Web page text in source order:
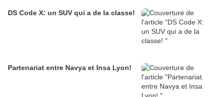
DS Code X: un SUV qui a de la classe!
Partenariat entre Navya et Insa Lyon!